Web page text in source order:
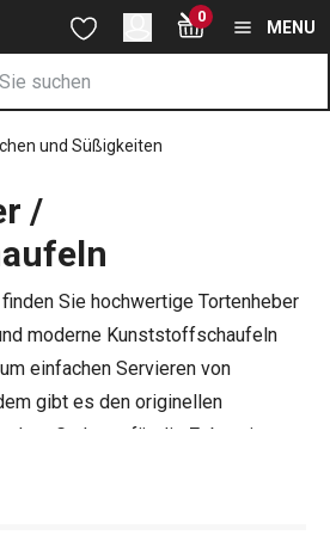
/ Kuchenschaufeln Seite
springen
Suche springen
springen 0
MENU
und Süßigkeiten
/
Sie hochwertige Tortenheber
moderne Kunststoffschaufeln
einfachen Servieren von
gibt es den originellen
Gadgets für die Zubereitung